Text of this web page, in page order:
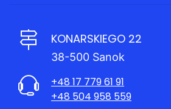
KONARSKIEGO 22
38-500 Sanok
+48 17 779 61 91
+48 504 958 559